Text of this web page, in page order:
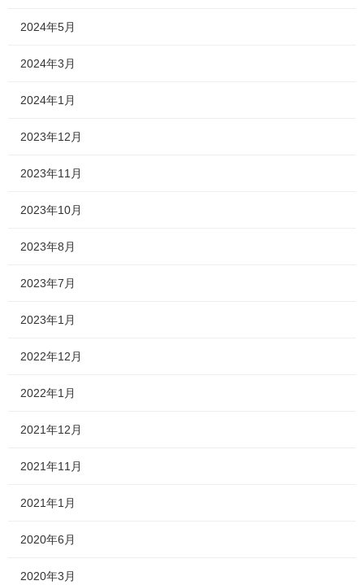
2024年5月
2024年3月
2024年1月
2023年12月
2023年11月
2023年10月
2023年8月
2023年7月
2023年1月
2022年12月
2022年1月
2021年12月
2021年11月
2021年1月
2020年6月
2020年3月